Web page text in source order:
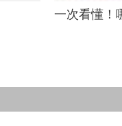
一次看懂！